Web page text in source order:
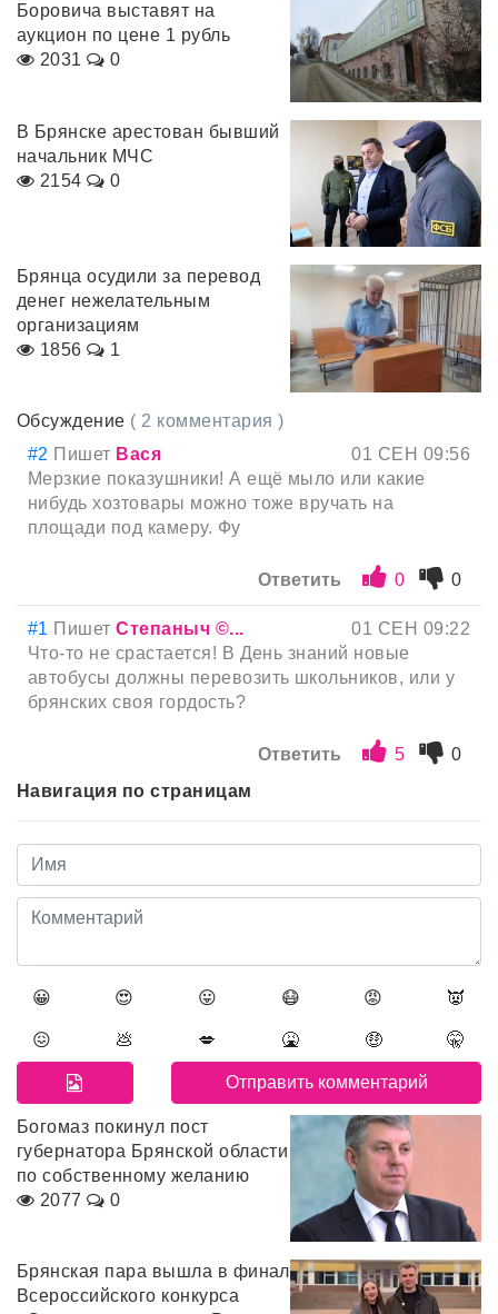
Боровича выставят на
аукцион по цене 1 рубль
2031
0
В Брянске арестован бывший
начальник МЧС
2154
0
Брянца осудили за перевод
денег нежелательным
организациям
1856
1
Обсуждение ( 2 комментария )
#2 Пишет Вася
01 СЕН 09:56
Мерзкие показушники! А ещё мыло или какие
нибудь хозтовары можно тоже вручать на
площади под камеру. Фу
Ответить 0 0
#1 ПишетСтепаныч ©...
01 СЕН 09:22
Что-то не срастается! В День знаний новые
автобусы должны перевозить школьников, или у
брянских своя гордость?
Ответить 5
0
Навигация по страницам
😀 😍 😛 😷 😡 👿
😖 💩 💋 🤮 🤑 🤫
Богомаз покинул пост
губернатора Брянской области
по собственному желанию
2077
0
Брянская пара вышла в финал
Всероссийского конкурса